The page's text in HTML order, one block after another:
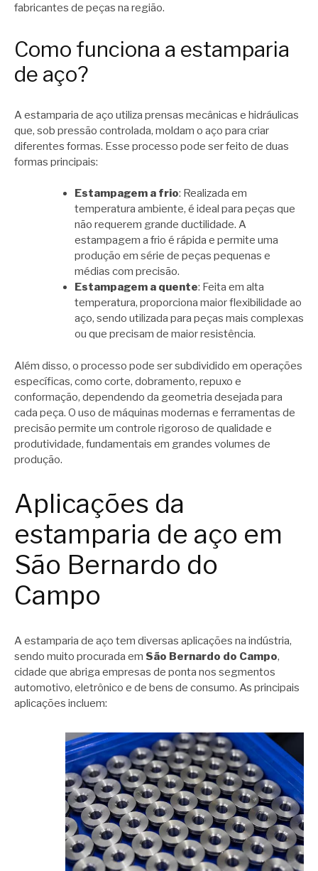
fabricantes de peças na região.
Como funciona a estamparia
de aço?
A estamparia de aço utiliza prensas mecânicas e hidráulicas
que, sob pressão controlada, moldam o aço para criar
diferentes formas. Esse processo pode ser feito de duas
formas principais:
Estampagem a frio: Realizada em
temperatura ambiente, é ideal para peças que
não requerem grande ductilidade. A
estampagem a frio é rápida e permite uma
produção em série de peças pequenas e
médias com precisão.
Estampagem a quente: Feita em alta
temperatura, proporciona maior flexibilidade ao
aço, sendo utilizada para peças mais complexas
ou que precisam de maior resistência.
Além disso, o processo pode ser subdividido em operações
específicas, como corte, dobramento, repuxo e
conformação, dependendo da geometria desejada para
cada peça. O uso de máquinas modernas e ferramentas de
precisão permite um controle rigoroso de qualidade e
produtividade, fundamentais em grandes volumes de
produção.
Aplicações da
estamparia de aço em
São Bernardo do
Campo
A estamparia de aço tem diversas aplicações na indústria,
sendo muito procurada em São Bernardo do Campo,
cidade que abriga empresas de ponta nos segmentos
automotivo, eletrônico e de bens de consumo. As principais
aplicações incluem: